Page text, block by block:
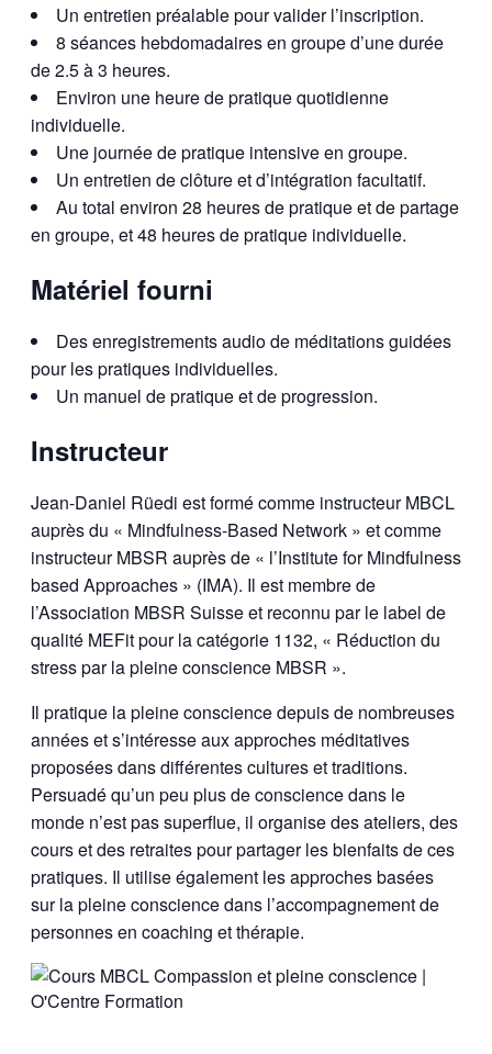
Un entretien préalable pour valider l’inscription.
8 séances hebdomadaires en groupe d’une durée
de 2.5 à 3 heures.
Environ une heure de pratique quotidienne
individuelle.
Une journée de pratique intensive en groupe.
Un entretien de clôture et d’intégration facultatif.
Au total environ 28 heures de pratique et de partage
en groupe, et 48 heures de pratique individuelle.
Matériel fourni
Des enregistrements audio de méditations guidées
pour les pratiques individuelles.
Un manuel de pratique et de progression.
Instructeur
Jean-Daniel Rüedi est formé comme instructeur MBCL
auprès du « Mindfulness-Based Network » et comme
instructeur MBSR auprès de « l’Institute for Mindfulness
based Approaches » (IMA). Il est membre de
l’Association MBSR Suisse et reconnu par le label de
qualité MEFit pour la catégorie 1132, « Réduction du
stress par la pleine conscience MBSR ».
Il pratique la pleine conscience depuis de nombreuses
années et s’intéresse aux approches méditatives
proposées dans différentes cultures et traditions.
Persuadé qu’un peu plus de conscience dans le
monde n’est pas superflue, il organise des ateliers, des
cours et des retraites pour partager les bienfaits de ces
pratiques. Il utilise également les approches basées
sur la pleine conscience dans l’accompagnement de
personnes en coaching et thérapie.